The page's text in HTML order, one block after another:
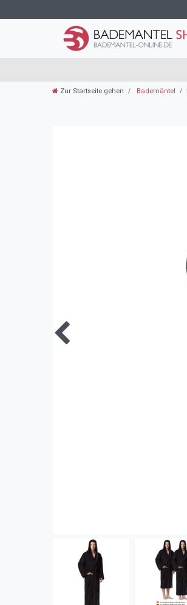
Zur Startseite gehen Bademäntel